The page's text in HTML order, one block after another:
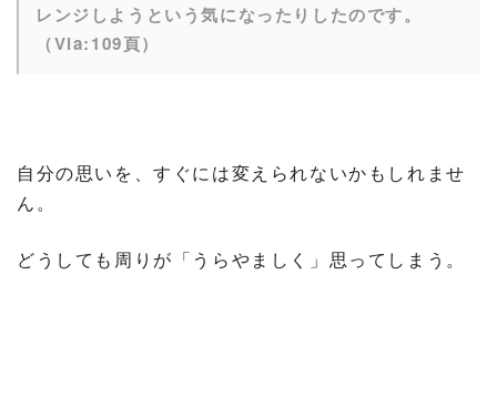
レンジしようという気になったりしたのです。
（Via:109頁）
自分の思いを、すぐには変えられないかもしれませ
ん。
どうしても周りが「うらやましく」思ってしまう。